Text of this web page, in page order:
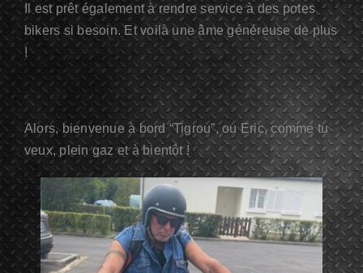
Il est prêt également à rendre service à des potes
bikers si besoin. Et voilà une âme généreuse de plus
!
Alors, bienvenue à bord “Tigrou”, ou Eric, comme tu
veux, plein gaz et à bientôt !